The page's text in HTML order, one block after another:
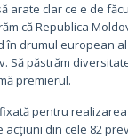
arate clar ce e de
că Republica
în drumul european
Să păstrăm
premierul.
pentru
acţiuni din cele 82